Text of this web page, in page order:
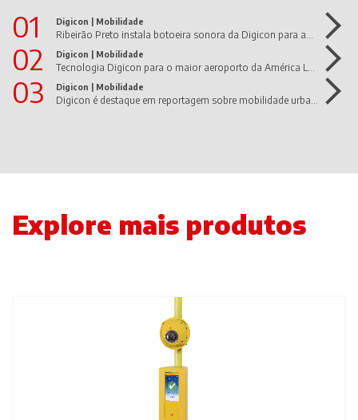
01 Digicon | Mobilidade
Ribeirão Preto instala botoeira sonora da Digicon para ampliar a acessibilidade de pessoas com deficiência visual
02 Digicon | Mobilidade
Tecnologia Digicon para o maior aeroporto da América Latina
03 Digicon | Mobilidade
Digicon é destaque em reportagem sobre mobilidade urbana e cidades inteligentes
Explore mais produtos